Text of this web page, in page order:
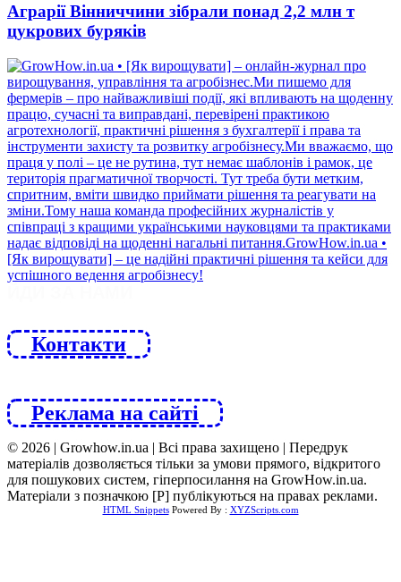
Аграрії Вінниччини зібрали понад 2,2 млн т
цукрових буряків
Контакти
Реклама на сайті
© 2026 | Growhow.in.ua | Всі права захищено | Передрук
матеріалів дозволяється тільки за умови прямого, відкритого
для пошукових систем, гіперпосилання на GrowHow.in.ua.
Матеріали з позначкою [Р] публікуються на правах реклами.
HTML SnippetsPowered By : XYZScripts.com